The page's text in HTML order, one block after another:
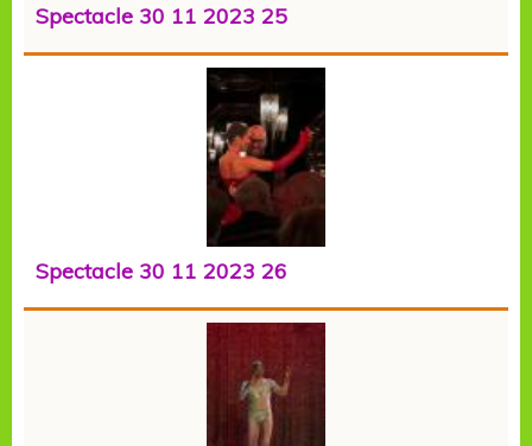
Spectacle 30 11 2023 25
Spectacle 30 11 2023 26